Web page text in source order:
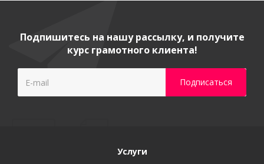
Подпишитесь на нашу рассылку, и получите
курс грамотного клиента!
Услуги